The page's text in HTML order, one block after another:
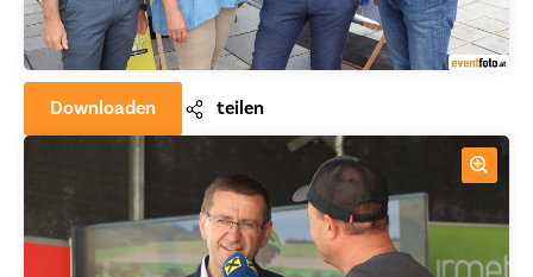
Downloaden teilen